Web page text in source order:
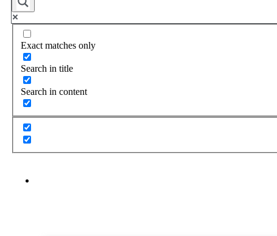
Exact matches only
Search in title
Search in content